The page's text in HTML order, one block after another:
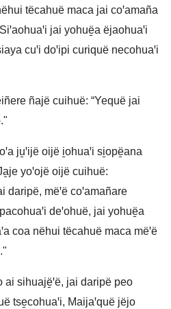
tëcahuë maca jai coꞌamaña
jai yohuë̱a ëjaohuaꞌi
cuꞌi doꞌipi curiquë necohuaꞌi
ñajë cuihuë: “Yequë jai
ju̱ꞌijë oijë i̱ohuaꞌi si̱opë̱ana
yoꞌojë oijë cuihuë:
daripë, mëꞌë coꞌamañare
deꞌohuë, jai yohuë̱a
coa nëhui tëcahuë maca mëꞌë
ai sihuajë̱ꞌë, jai daripë peo
tse̱cohuaꞌi, Maijaꞌquë jëjo